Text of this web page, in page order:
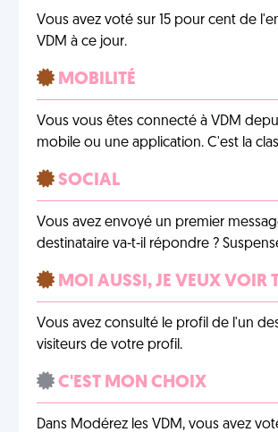
Vous avez voté sur 15 pour cent de
VDM à ce jour.
MOBILITÉ
Vous vous êtes connecté à VDM
mobile ou une application. C'est la
SOCIAL
Vous avez envoyé un premier
destinataire va-t-il répondre ?
MOI AUSSI, JE VEUX VOIR
Vous avez consulté le profil de l'un
visiteurs de votre profil.
C'EST MON CHOIX
Dans Modérez les VDM, vous avez